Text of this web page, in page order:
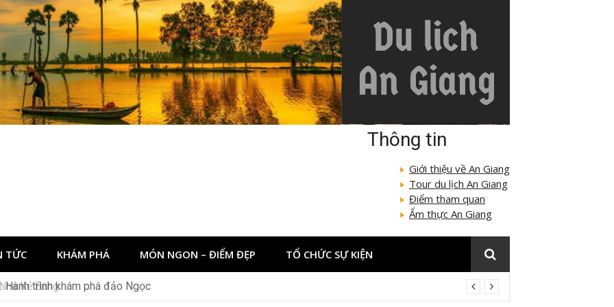
Thông tin
Giới thiệu về An Giang
Tour du lịch An Giang
Điểm tham quan
Ẩm thực An Giang
TỨC KHÁM PHÁ MÓN NGON – ĐIỂM ĐẸP TỔ CHỨC SỰ KIỆN
Hành trình khám phá đảo Ngọc